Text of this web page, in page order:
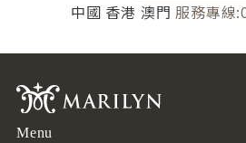
中國 香港 澳門服務專線
Menu